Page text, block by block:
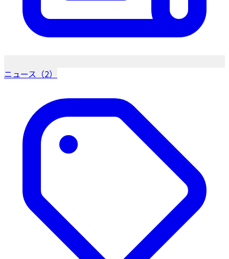
ニュース（2）